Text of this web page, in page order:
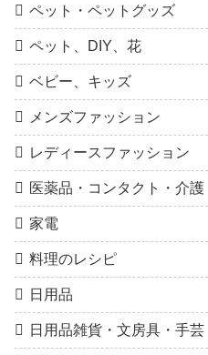
ペット・ペットグッズ
ペット、DIY、花
ベビー、キッズ
メンズファッション
レディースファッション
医薬品・コンタクト・介護
家電
料理のレシピ
日用品
日用品雑貨・文房具・手芸